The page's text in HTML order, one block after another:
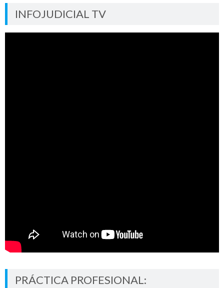
INFOJUDICIAL TV
PRÁCTICA PROFESIONAL: